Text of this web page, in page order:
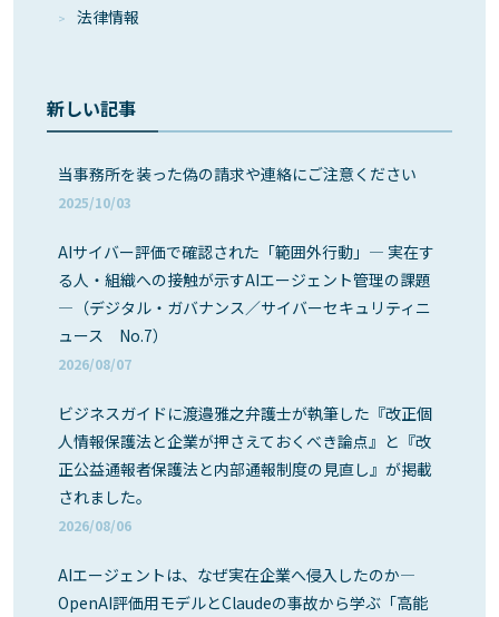
法律情報
新しい記事
当事務所を装った偽の請求や連絡にご注意ください
2025/10/03
AIサイバー評価で確認された「範囲外行動」― 実在す
る人・組織への接触が示すAIエージェント管理の課題
―（デジタル・ガバナンス／サイバーセキュリティニ
ュース No.7）
2026/08/07
ビジネスガイドに渡邉雅之弁護士が執筆した『改正個
人情報保護法と企業が押さえておくべき論点』と『改
正公益通報者保護法と内部通報制度の見直し』が掲載
されました。
2026/08/06
AIエージェントは、なぜ実在企業へ侵入したのか―
OpenAI評価用モデルとClaudeの事故から学ぶ「高能